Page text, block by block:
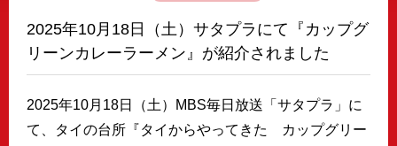
2025年10月18日（土）サタプラにて『カップグ
リーンカレーラーメン』が紹介されました
2025年10月18日（土）MBS毎日放送「サタプラ」に
て、タイの台所『タイからやってきた カップグリー